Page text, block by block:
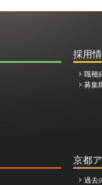
採用
職種
募集
京都
過去